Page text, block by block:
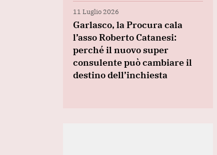
11 Luglio 2026
Garlasco, la Procura cala
l’asso Roberto Catanesi:
perché il nuovo super
consulente può cambiare il
destino dell’inchiesta